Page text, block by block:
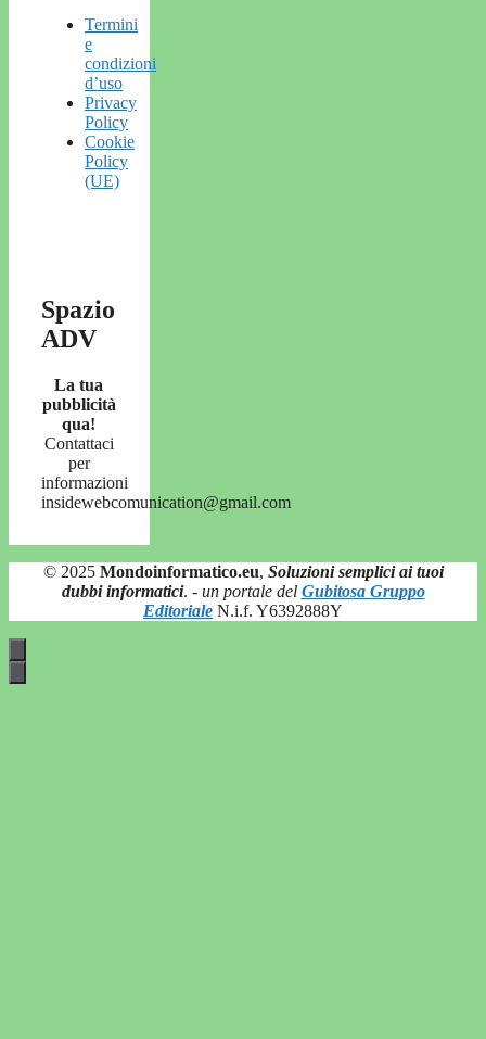
Termini
e
condizioni
d’uso
Privacy
Policy
Cookie
Policy
(UE)
Spazio
ADV
La tua
pubblicità
qua!
Contattaci
per
informazioni
insidewebcomunication@gmail.com
© 2025 Mondoinformatico.eu, Soluzioni semplici ai tuoi
dubbi informatici. - un portale del Gubitosa Gruppo
Editoriale N.i.f. Y6392888Y